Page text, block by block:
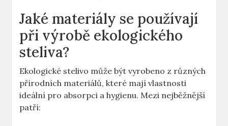
Jaké materiály se používají
při výrobě ekologického
steliva?
Ekologické stelivo může být vyrobeno z různých
přírodních materiálů, které mají vlastnosti
ideální pro absorpci a hygienu. Mezi nejběžnější
patří: